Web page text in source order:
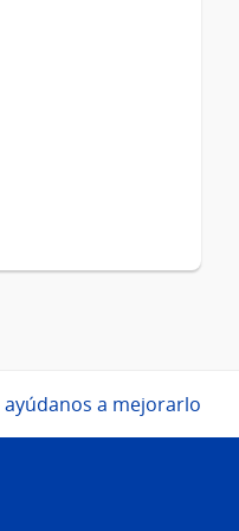
ayúdanos a mejorarlo